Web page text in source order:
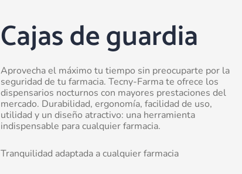
Cajas de guardia
Aprovecha el máximo tu tiempo sin preocuparte por la
seguridad de tu farmacia. Tecny-Farma te ofrece los
dispensarios nocturnos con mayores prestaciones del
mercado. Durabilidad, ergonomía, facilidad de uso,
utilidad y un diseño atractivo: una herramienta
indispensable para cualquier farmacia.
Tranquilidad adaptada a cualquier farmacia